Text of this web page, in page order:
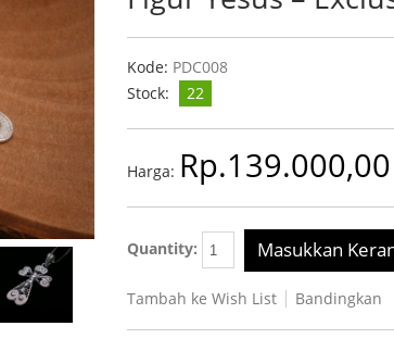
Kode: PDC008
Stock:
22
Harga: Rp.139.000,00
Quantity: Masukkan
Tambah ke Wish List Bandingkan